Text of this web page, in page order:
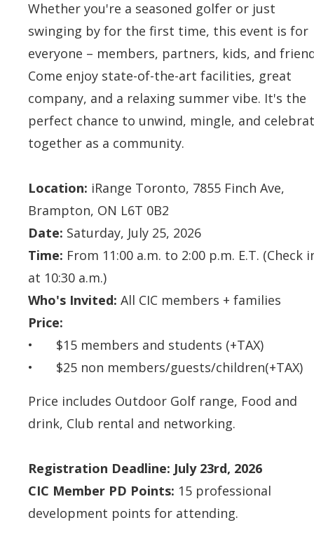
Whether you're a seasoned golfer or just
swinging by for the first time, this event is for
everyone – members, partners, kids, and
Come enjoy state-of-the-art facilities, great
company, and a relaxing summer vibe. It's the
perfect chance to unwind, mingle, and
together as a community.
Location: iRange Toronto, 7855 Finch Ave,
Brampton, ON L6T 0B2
Date: Saturday, July 25, 2026
Time: From 11:00 a.m. to 2:00 p.m. E.T. (Check
at 10:30 a.m.)
Who's Invited: All CIC members + families
Price:
•
$15 members and students (+TAX)
•
$25 non members/guests/children(+TAX)
Price includes Outdoor Golf range, Food and
drink, Club rental and networking.
Registration Deadline: July 23rd, 2026
CIC Member PD Points: 15 professional
development points for attending.